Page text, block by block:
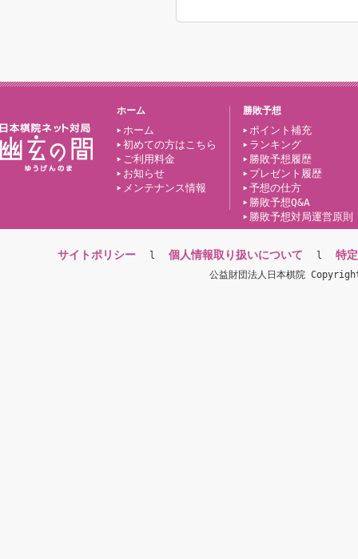
ホーム
ホーム
初めての方はこちら
ご利用料金
お知らせ
メンテナンス情報
勝敗予想
ポイント補充
ランキング
勝敗予想履歴
プレゼント履歴
予想の仕方
勝敗予想Q&A
勝敗予想対局運営原則
サイトポリシー l 個人情報取り扱いについて l 特
公益財団法人日本棋院